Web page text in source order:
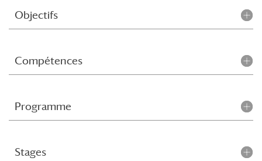
Objectifs
Compétences
Programme
Stages